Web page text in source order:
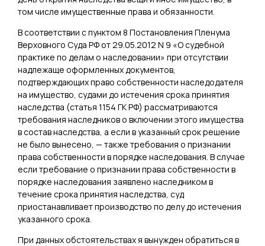
том числе имущественные права и обязанности.
В соответствии с пунктом 8 Постановления Пленума
Верховного Суда РФ от 29.05.2012 N 9 «О судебной
практике по делам о наследовании» при отсутствии
надлежаще оформленных документов,
подтверждающих право собственности наследодателя
на имущество, судами до истечения срока принятия
наследства (статья 1154 ГК РФ) рассматриваются
требования наследников о включении этого имущества
в состав наследства, а если в указанный срок решение
не было вынесено, — также требования о признании
права собственности в порядке наследования. В случае
если требование о признании права собственности в
порядке наследования заявлено наследником в
течение срока принятия наследства, суд
приостанавливает производство по делу до истечения
указанного срока.
При данных обстоятельствах я вынужден обратиться в